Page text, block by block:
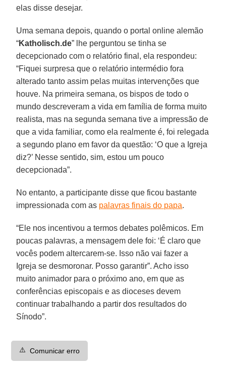
elas disse desejar.
Uma semana depois, quando o portal online alemão
“Katholisch.de” lhe perguntou se tinha se
decepcionado com o relatório final, ela respondeu:
“Fiquei surpresa que o relatório intermédio fora
alterado tanto assim pelas muitas intervenções que
houve. Na primeira semana, os bispos de todo o
mundo descreveram a vida em família de forma muito
realista, mas na segunda semana tive a impressão de
que a vida familiar, como ela realmente é, foi relegada
a segundo plano em favor da questão: ‘O que a Igreja
diz?’ Nesse sentido, sim, estou um pouco
decepcionada”.
No entanto, a participante disse que ficou bastante
impressionada com as palavras finais do papa.
“Ele nos incentivou a termos debates polêmicos. Em
poucas palavras, a mensagem dele foi: ‘É claro que
vocês podem altercarem-se. Isso não vai fazer a
Igreja se desmoronar. Posso garantir”. Acho isso
muito animador para o próximo ano, em que as
conferências episcopais e as dioceses devem
continuar trabalhando a partir dos resultados do
Sínodo”.
⚠️ Comunicar erro